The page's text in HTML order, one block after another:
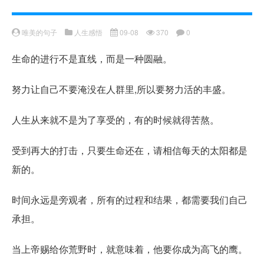
唯美的句子 人生感悟 09-08 370 0
生命的进行不是直线，而是一种圆融。
努力让自己不要淹没在人群里,所以要努力活的丰盛。
人生从来就不是为了享受的，有的时候就得苦熬。
受到再大的打击，只要生命还在，请相信每天的太阳都是
新的。
时间永远是旁观者，所有的过程和结果，都需要我们自己
承担。
当上帝赐给你荒野时，就意味着，他要你成为高飞的鹰。